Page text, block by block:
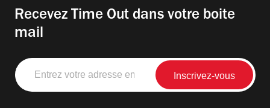
Recevez Time Out dans votre boite
mail
Entrez
votre
adresse